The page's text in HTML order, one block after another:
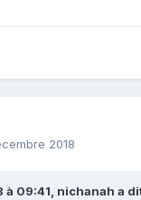
2018
à 09:41, nichanah a